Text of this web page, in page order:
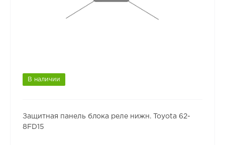
В наличии
Защитная панель блока реле нижн. Toyota 62-
8FD15